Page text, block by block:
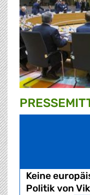
Keine
Politik von